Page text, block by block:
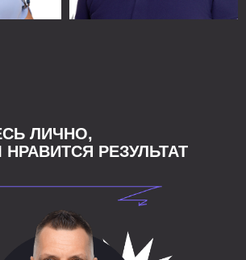
ЛИЧНО,
РЕЗУЛЬТАТ